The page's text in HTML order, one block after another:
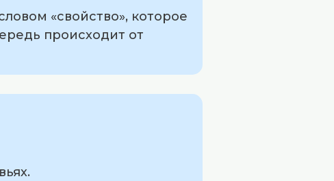
«свойство», которое
происходит от